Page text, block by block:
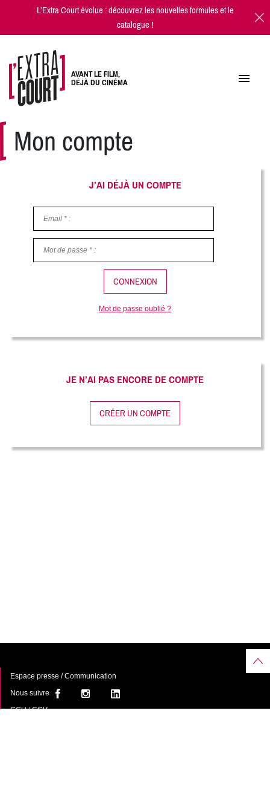
L’Extra Court évolue : découvrez lesnouvelles formulesetle
catalogue!
AVANT LE FILM,
DÉJÀ DU CINÉMA
Mon compte
J’AI DÉJÀ UN COMPTE
Email * :
Mot de passe * :
Mot de passe oublié ?
JE N’AI PAS ENCORE DE COMPTE
CRÉER UN COMPTE
Espace presse / Communication
Nous suivre
CGU / CGV